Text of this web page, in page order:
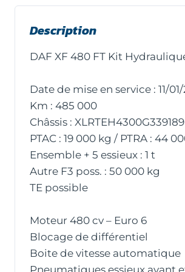
Description
DAF XF 480 FT Kit
Date de mise en service : 11/01/
Km : 485 000
Châssis : XLRTEH4300G339189
PTAC : 19 000 kg / PTRA : 44
Ensemble + 5 essieux : 1 t
Autre F3 poss. : 50 000 kg
TE possible
Moteur 480 cv – Euro 6
Blocage de différentiel
Boite de vitesse automatique